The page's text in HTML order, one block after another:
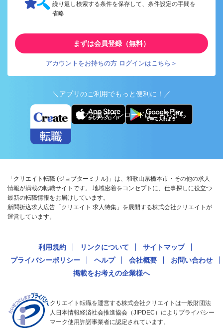
繰り返し検索する条件を保存して、条件設定の手間を
省略
まずは会員登録（無料）
アカウントをお持ちの方 ログインはこちら＞
＼アプリのご利用でもっと便利に！／
アプリ版ダウンロードはこちらから
「クリエイト転職 (ジョブターミナル)」は、和歌山県橋本市・その他の求人
情報が満載の転職サイトです。 地域密着をコンセプトに、仕事探しに役立つ
最新の転職情報をお届けしています。
新聞折込求人広告「クリエイト 求人特集」を展開する株式会社クリエイトが
運営しています。
利用規約 リンクについて
サイトマップ
プライバシーポリシー
ヘルプ 会社概要
お問い合わせ
掲載をお考えの企業様へ
クリエイト転職を運営する株式会社クリエイトは一般財団法
人日本情報経済社会推進協会（JIPDEC）によりプライバシー
マーク使用許諾事業者に認定されています。